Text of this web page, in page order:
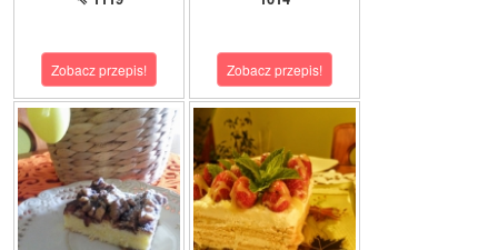
Zobacz przepis! Zobacz przepis!